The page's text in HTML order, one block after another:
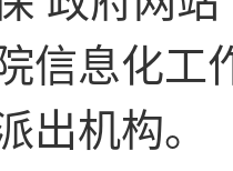
信息化工
出机构。